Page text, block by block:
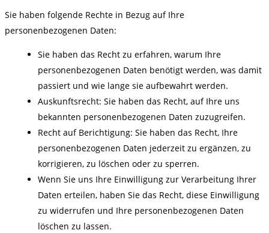
Sie haben folgende Rechte in Bezug auf Ihre
personenbezogenen Daten:
Sie haben das Recht zu erfahren, warum Ihre
personenbezogenen Daten benötigt werden, was damit
passiert und wie lange sie aufbewahrt werden.
Auskunftsrecht: Sie haben das Recht, auf Ihre uns
bekannten personenbezogenen Daten zuzugreifen.
Recht auf Berichtigung: Sie haben das Recht, Ihre
personenbezogenen Daten jederzeit zu ergänzen, zu
korrigieren, zu löschen oder zu sperren.
Wenn Sie uns Ihre Einwilligung zur Verarbeitung Ihrer
Daten erteilen, haben Sie das Recht, diese Einwilligung
zu widerrufen und Ihre personenbezogenen Daten
löschen zu lassen.